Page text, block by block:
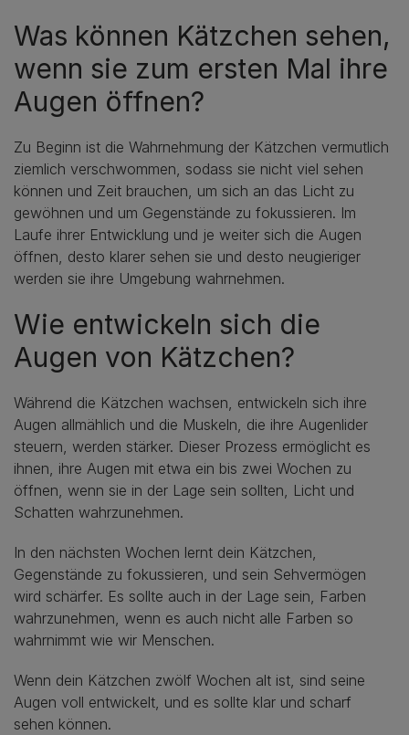
Was können Kätzchen sehen,
wenn sie zum ersten Mal ihre
Augen öffnen?
Zu Beginn ist die Wahrnehmung der Kätzchen vermutlich
ziemlich verschwommen, sodass sie nicht viel sehen
können und Zeit brauchen, um sich an das Licht zu
gewöhnen und um Gegenstände zu fokussieren. Im
Laufe ihrer Entwicklung und je weiter sich die Augen
öffnen, desto klarer sehen sie und desto neugieriger
werden sie ihre Umgebung wahrnehmen.
Wie entwickeln sich die
Augen von Kätzchen?
Während die Kätzchen wachsen, entwickeln sich ihre
Augen allmählich und die Muskeln, die ihre Augenlider
steuern, werden stärker. Dieser Prozess ermöglicht es
ihnen, ihre Augen mit etwa ein bis zwei Wochen zu
öffnen, wenn sie in der Lage sein sollten, Licht und
Schatten wahrzunehmen.
In den nächsten Wochen lernt dein Kätzchen,
Gegenstände zu fokussieren, und sein Sehvermögen
wird schärfer. Es sollte auch in der Lage sein, Farben
wahrzunehmen, wenn es auch nicht alle Farben so
wahrnimmt wie wir Menschen.
Wenn dein Kätzchen zwölf Wochen alt ist, sind seine
Augen voll entwickelt, und es sollte klar und scharf
sehen können.